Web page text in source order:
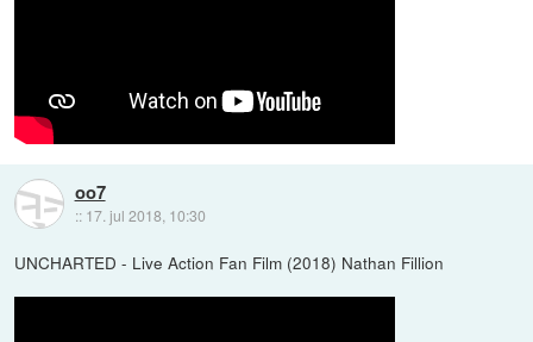
oo7
:: 17. jul 2018, 10:30
UNCHARTED - Live Action Fan Film (2018) Nathan Fillion